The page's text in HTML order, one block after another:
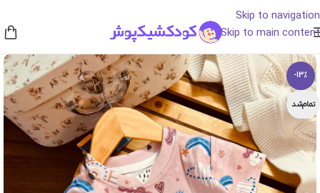
Skip to navigation
Skip to main content
-13%
تمام‌شد